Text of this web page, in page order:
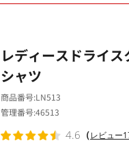
レディースドライ
シャツ
商品番号 LN513
管理番号46513
4.6 （レビュー